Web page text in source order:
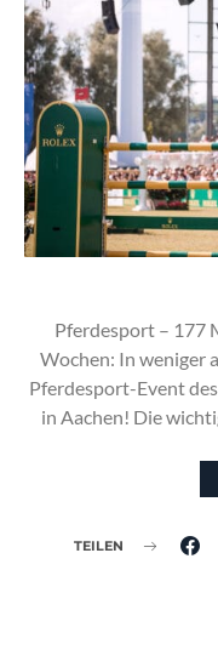
Pferdesport – 177
Wochen: In weniger
Pferdesport-Event
in Aachen! Die
TEILEN